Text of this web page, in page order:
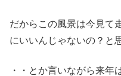
だからこの風景は今見て
にいいんじゃないの？と
・・とか言いながら来年